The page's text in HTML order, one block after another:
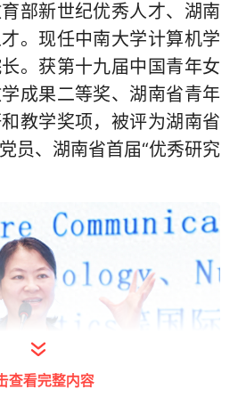
部新世纪优秀人才、湖南
。现任中南大学计算机学
。获第十九届中国青年女
成果二等奖、湖南省青年
教学奖项，被评为湖南省
员、湖南省首届“优秀研究
查看完整内容